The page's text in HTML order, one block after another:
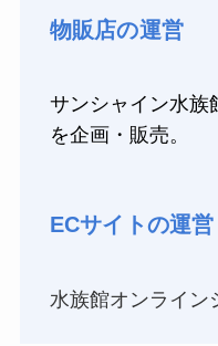
物販店の運営
サンシャイン水族
を企画・販売。
ECサイトの運営
水族館オンライン